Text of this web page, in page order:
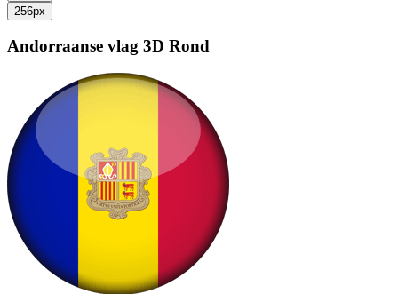
256px
Andorraanse vlag 3D Rond